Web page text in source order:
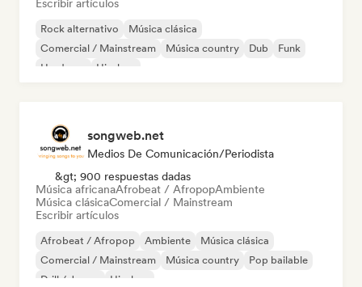
Escribir artículos
Rock alternativo
Música clásica
Comercial / Mainstream
Música country Dub
Funk
Hardcore
Hip-hop
songweb.net
Medios De Comunicación/Periodista
&gt; 900 respuestas dadas
Música africanaAfrobeat / AfropopAmbiente
Música clásicaComercial / Mainstream
Escribir artículos
Afrobeat / Afropop Ambiente
Música clásica
Comercial / Mainstream
Música country
Pop bailable
Drill / Jersey
Hip-hop